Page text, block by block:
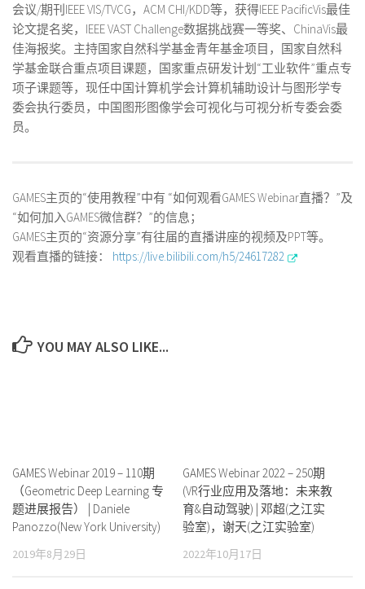
会议/期刊IEEE VIS/TVCG，ACM CHI/KDD等，获得IEEE PacificVis最佳
论文提名奖，IEEE VAST Challenge数据挑战赛一等奖、ChinaVis最
佳海报奖。主持国家自然科学基金青年基金项目，国家自然科
学基金联合重点项目课题，国家重点研发计划“工业软件”重点专
项子课题等，现任中国计算机学会计算机辅助设计与图形学专
委会执行委员，中国图形图像学会可视化与可视分析专委会委
员。
GAMES主页的“使用教程”中有 “如何观看GAMES Webinar直播？”及
“如何加入GAMES微信群？”的信息；
GAMES主页的“资源分享”有往届的直播讲座的视频及PPT等。
观看直播的链接：
https://live.bilibili.com/h5/24617282
YOU MAY ALSO LIKE...
GAMES Webinar 2019 – 110期
（Geometric Deep Learning 专
题进展报告） | Daniele
Panozzo(New York University)
2019年8月29日
GAMES Webinar 2022 – 250期
(VR行业应用及落地：未来教
育&自动驾驶) | 邓超(之江实
验室)，谢天(之江实验室)
2022年10月17日